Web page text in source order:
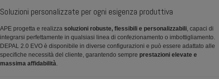
Soluzioni personalizzate per ogni esigenza produttiva
APE progetta e realizza soluzioni robuste, flessibili e personalizzabili, capaci di
integrarsi perfettamente in qualsiasi linea di confezionamento o imbottigliamento.
DEPAL 2.0 EVO è disponibile in diverse configurazioni e può essere adattato alle
specifiche necessità del cliente, garantendo sempre prestazioni elevate e
massima affidabilità.